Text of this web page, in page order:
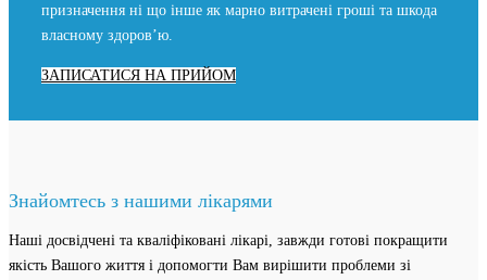
призначення ні що інше як марно витрачені гроші та шкода
власному здоров’ю.
ЗАПИСАТИСЯ НА ПРИЙОМ
Знайомтесь з нашими лікарями
Наші досвідчені та кваліфіковані лікарі, завжди готові покращити
якість Вашого життя і допомогти Вам вирішити проблеми зі